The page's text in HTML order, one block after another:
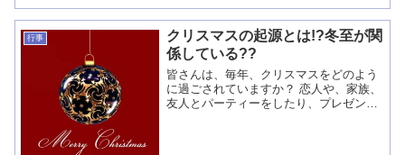
お鬚に赤い衣装。ソリに乗ってトナカイ
に引っ張られてくるイメージですよね？
ところが、オーストラ...
行事
クリスマスの起源とは!?冬至が関
係している??
皆さんは、毎年、クリスマスをどのよう
に過ごされていますか？ 恋人や、家族、
友人とパーティーをしたり、プレゼント